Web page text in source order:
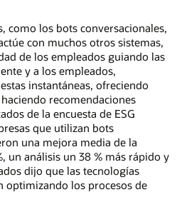
como los bots conversacionales,
con muchos otros sistemas,
de los empleados guiando las
y a los empleados,
instantáneas, ofreciendo
recomendaciones
de la encuesta de ESG
que utilizan bots
una mejora media de la
un análisis un 38 % más rápido y
dijo que las tecnologías
optimizando los procesos de